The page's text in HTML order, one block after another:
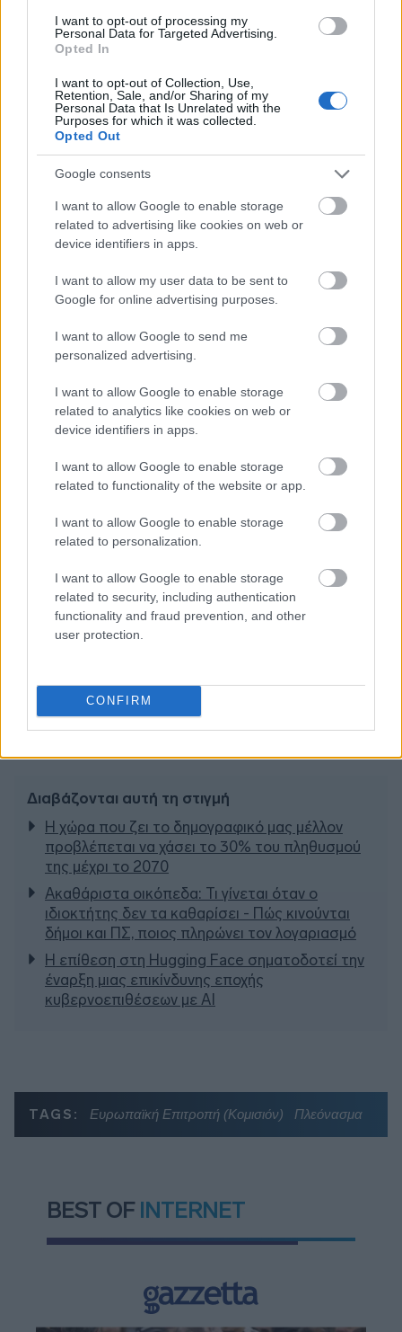
I want to opt-out of processing my
Personal Data for Targeted Advertising.
Opted In
I want to opt-out of Collection, Use,
Retention, Sale, and/or Sharing of my
Personal Data that Is Unrelated with the
Purposes for which it was collected.
Opted Out
Google consents
I want to allow Google to enable storage
related to advertising like cookies on web or
device identifiers in apps.
I want to allow my user data to be sent to
Google for online advertising purposes.
I want to allow Google to send me
personalized advertising.
I want to allow Google to enable storage
related to analytics like cookies on web or
device identifiers in apps.
I want to allow Google to enable storage
related to functionality of the website or app.
I want to allow Google to enable storage
related to personalization.
I want to allow Google to enable storage
related to security, including authentication
functionality and fraud prevention, and other
user protection.
CONFIRM
Ακολουθήστε τοinsider.gr στο Google News
πρώτοι όλες τιςειδήσειςαπό την Ελλάδα και τον κόσμο.
Διαβάζονται αυτή τη στιγμή
Η χώρα που ζει το δημογραφικό μας μέλλον
προβλέπεται να χάσει το 30% του πληθυσμού
της μέχρι το 2070
Ακαθάριστα οικόπεδα: Τι γίνεται όταν ο
ιδιοκτήτης δεν τα καθαρίσει - Πώς κινούνται
δήμοι και ΠΣ, ποιος πληρώνει τον λογαριασμό
Η επίθεση στη Hugging Face σηματοδοτεί την
έναρξη μιας επικίνδυνης εποχής
κυβερνοεπιθέσεων με AI
TAGS: Ευρωπαϊκή Επιτροπή (Κομισιόν) Πλεόνασμα
BEST OF INTERNET